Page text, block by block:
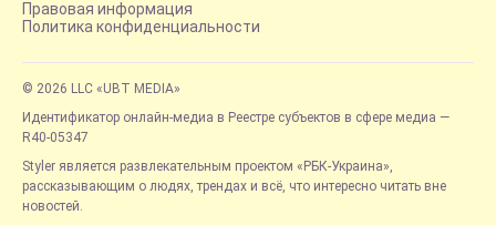
Правовая информация
Политика конфиденциальности
© 2026 LLC «UBT MEDIA»
Идентификатор онлайн-медиа в Реестре субъектов в сфере медиа —
R40-05347
Styler является развлекательным проектом «РБК-Украина»,
рассказывающим о людях, трендах и всё, что интересно читать вне
новостей.